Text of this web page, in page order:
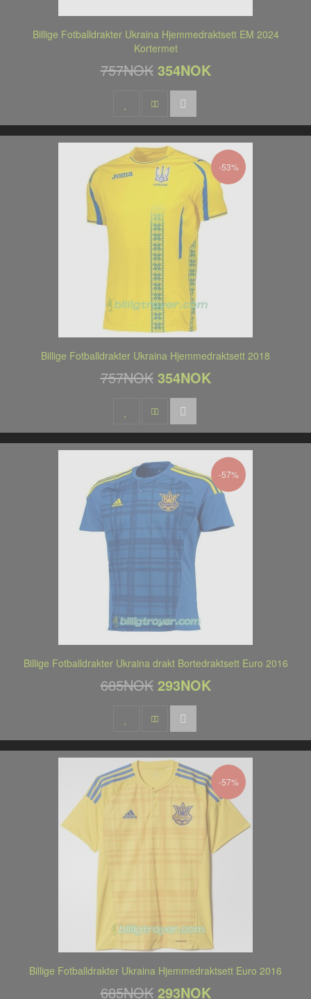
Billige Fotballdrakter Ukraina Hjemmedraktsett EM 2024
Kortermet
757NOK 354NOK
-53%
Billige Fotballdrakter Ukraina Hjemmedraktsett 2018
757NOK 354NOK
-57%
Billige Fotballdrakter Ukraina drakt Bortedraktsett Euro 2016
685NOK 293NOK
-57%
Billige Fotballdrakter Ukraina Hjemmedraktsett Euro 2016
685NOK 293NOK